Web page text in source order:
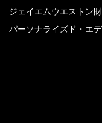
ジェイエムウエストン
パーソナライズド・エ